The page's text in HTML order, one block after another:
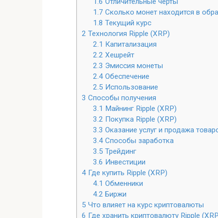
1.7 Сколько монет находится в
1.8 Текущий курс
2 Технология Ripple (XRP)
2.1 Капитализация
2.2 Хешрейт
2.3 Эмиссия монеты
2.4Обеспечение
2.5 Использование
3 Способы получения
3.1 Майнинг Ripple (XRP)
3.2 Покупка Ripple (XRP)
3.3 Оказание услуг и продажа
3.4Способы заработка
3.5 Трейдинг
3.6 Инвестиции
4 Где купить Ripple (XRP)
4.1 Обменники
4.2 Биржи
5 Что влияет на курс криптовалюты
6 Где хранить криптовалюту Ripple